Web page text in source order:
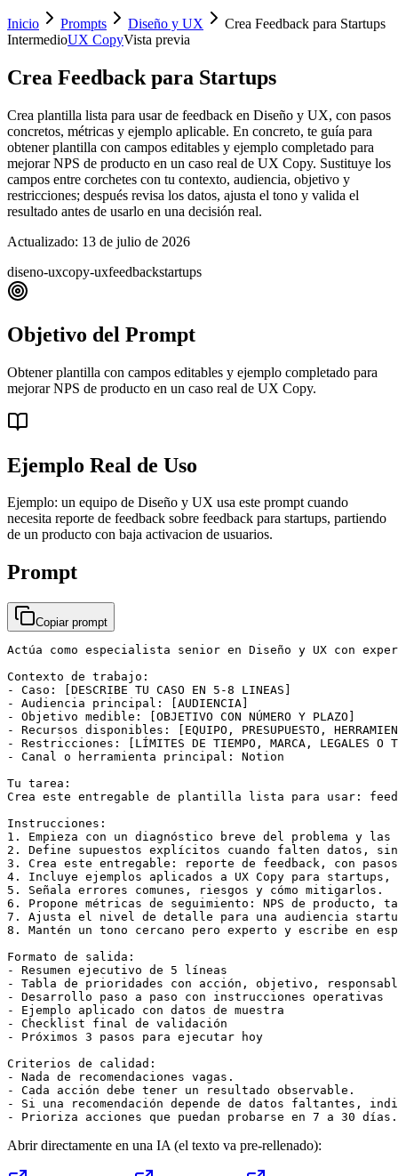
Inicio Prompts Diseño y UX
Crea Feedback para Startups
IntermedioUX CopyVista previa
Crea Feedback para Startups
Crea plantilla lista para usar de feedback en Diseño y UX, con pasos
concretos, métricas y ejemplo aplicable. En concreto, te guía para
obtener plantilla con campos editables y ejemplo completado para
mejorar NPS de producto en un caso real de UX Copy. Sustituye los
campos entre corchetes con tu contexto, audiencia, objetivo y
restricciones; después revisa los datos, ajusta el tono y valida el
resultado antes de usarlo en una decisión real.
Actualizado: 13 de julio de 2026
diseno-uxcopy-uxfeedbackstartups
Objetivo del Prompt
Obtener plantilla con campos editables y ejemplo completado para
mejorar NPS de producto en un caso real de UX Copy.
Ejemplo Real de Uso
Ejemplo: un equipo de Diseño y UX usa este prompt cuando
necesita reporte de feedback sobre feedback para startups, partiendo
de un producto con baja activacion de usuarios.
Prompt
Copiar prompt
Actúa como especialista senior en Diseño y UX con
Contexto de trabajo:
- Caso: [DESCRIBE TU CASO EN 5-8 LINEAS]
- Audiencia principal: [AUDIENCIA]
- Objetivo medible: [OBJETIVO CON NÚMERO Y PLAZO]
- Recursos disponibles: [EQUIPO, PRESUPUESTO,
- Restricciones: [LÍMITES DE TIEMPO, MARCA, LEGALES O
- Canal o herramienta principal: Notion
Tu tarea:
Crea este entregable de plantilla lista para usar:
Instrucciones:
1. Empieza con un diagnóstico breve del problema y
2. Define supuestos explícitos cuando falten datos,
3. Crea este entregable: reporte de feedback, con
4. Incluye ejemplos aplicados a UX Copy para startups,
5. Señala errores comunes, riesgos y cómo mitigarlos.
6. Propone métricas de seguimiento: NPS de producto,
7. Ajusta el nivel de detalle para una audiencia
8. Mantén un tono cercano pero experto y escribe en
Formato de salida:
- Resumen ejecutivo de 5 líneas
- Tabla de prioridades con acción, objetivo,
- Desarrollo paso a paso con instrucciones operativas
- Ejemplo aplicado con datos de muestra
- Checklist final de validación
- Próximos 3 pasos para ejecutar hoy
Criterios de calidad:
- Nada de recomendaciones vagas.
- Cada acción debe tener un resultado observable.
- Si una recomendación depende de datos faltantes,
- Prioriza acciones que puedan probarse en 7 a 30 días.
Abrir directamente en una IA (el texto va pre-rellenado):